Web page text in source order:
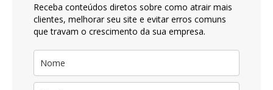
Receba conteúdos diretos sobre como atrair mais
clientes, melhorar seu site e evitar erros comuns
que travam o crescimento da sua empresa.